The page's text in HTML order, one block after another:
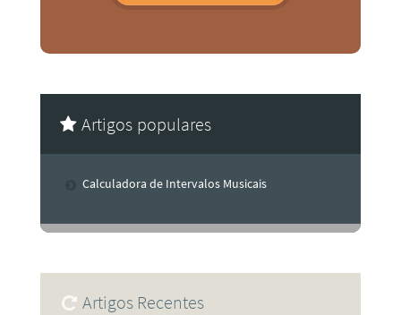
Artigos populares
Calculadora de Intervalos Musicais
Artigos Recentes